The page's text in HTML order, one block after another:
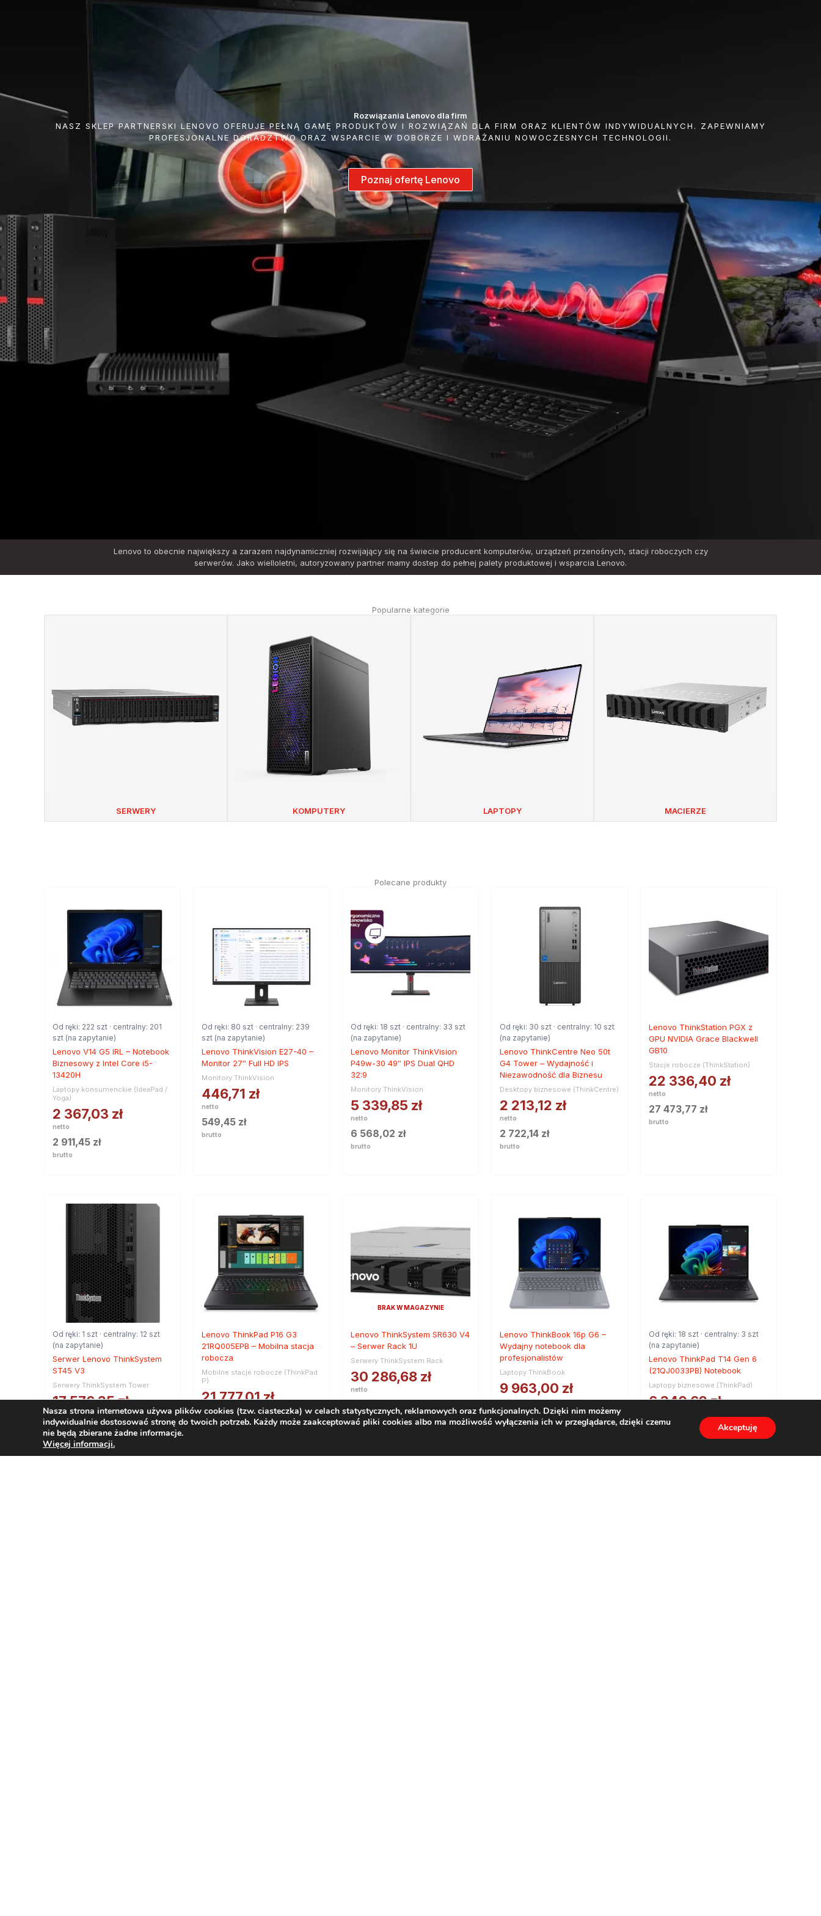
Rozwiązania Lenovo dla firm
NASZ SKLEP PARTNERSKI LENOVO OFERUJE PEŁNĄ GAMĘ PRODUKTÓW I ROZWIĄZAŃ DLA FIRM ORAZ KLIENTÓW INDYWIDUALNYCH. ZAPEWNIAMY
PROFESJONALNE DORADZTWO ORAZ WSPARCIE W DOBORZE I WDRAŻANIU NOWOCZESNYCH TECHNOLOGII.
Poznaj ofertę Lenovo
Lenovo to obecnie największy a zarazem najdynamiczniej rozwijający się na świecie producent komputerów, urządzeń przenośnych, stacji roboczych czy
serwerów. Jako wielloletni, autoryzowany partner mamy dostep do pełnej palety produktowej i wsparcia Lenovo.
Popularne kategorie
SERWERY KOMPUTERY LAPTOPY MACIERZE
Polecane produkty
Od ręki: 222 szt · centralny: 201
szt (na zapytanie)
Lenovo V14 G5 IRL – Notebook
Biznesowy z Intel Core i5-
13420H
Laptopy konsumenckie (IdeaPad /
Yoga)
2 367,03 zł
netto
2 911,45 zł
brutto
Od ręki: 80 szt · centralny: 239
szt (na zapytanie)
Lenovo ThinkVision E27-40 –
Monitor 27″ Full HD IPS
Monitory ThinkVision
446,71 zł
netto
549,45 zł
brutto
Od ręki: 18 szt · centralny: 33 szt
(na zapytanie)
Lenovo Monitor ThinkVision
P49w-30 49″ IPS Dual QHD
32:9
Monitory ThinkVision
5 339,85 zł
netto
6 568,02 zł
brutto
Od ręki: 30 szt · centralny: 10 szt
(na zapytanie)
Lenovo ThinkCentre Neo 50t
G4 Tower – Wydajność i
Niezawodność dla Biznesu
Desktopy biznesowe (ThinkCentre)
2 213,12 zł
netto
2 722,14 zł
brutto
Lenovo ThinkStation PGX z
GPU NVIDIA Grace Blackwell
GB10
Stacje robocze (ThinkStation)
22 336,40 zł
netto
27 473,77 zł
brutto
Od ręki: 1 szt · centralny: 12 szt
(na zapytanie)
Serwer Lenovo ThinkSystem
ST45 V3
Serwery ThinkSystem Tower
17 576,35zł
netto
21 618,91zł
brutto
Lenovo ThinkPad P16 G3
21RQ005EPB – Mobilna stacja
robocza
Mobilne stacje robocze (ThinkPad
P)
21 777,01zł
netto
26 785,72 zł
BRAK W MAGAZYNIE
Lenovo ThinkSystem SR630 V4
– Serwer Rack 1U
Serwery ThinkSystem Rack
30 286,68 zł
netto
37 252,62
brutto
Lenovo ThinkBook 16p G6 –
Wydajny notebook dla
profesjonalistów
Laptopy ThinkBook
9 963,00 zł
netto
12 254,49zł
brutto
Od ręki: 18 szt · centralny: 3 szt
(na zapytanie)
Lenovo ThinkPad T14 Gen 6
(21QJ0033PB) Notebook
Laptopy biznesowe (ThinkPad)
6 340,62zł
zł
Artykuły
Nasza strona internetowa używa plików cookies (tzw. ciasteczka) w celach statystycznych, reklamowych oraz funkcjonalnych. Dzięki nim możemy
indywidualnie dostosować stronę do twoich potrzeb. Każdy może zaakceptować pliki cookies albo ma możliwość wyłączenia ich w przeglądarce, dzięki czemu
nie będą zbierane żadne informacje.
Więcej informacji.
Akceptuję